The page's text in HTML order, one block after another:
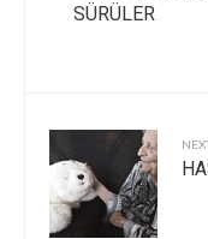
SÜRÜLER